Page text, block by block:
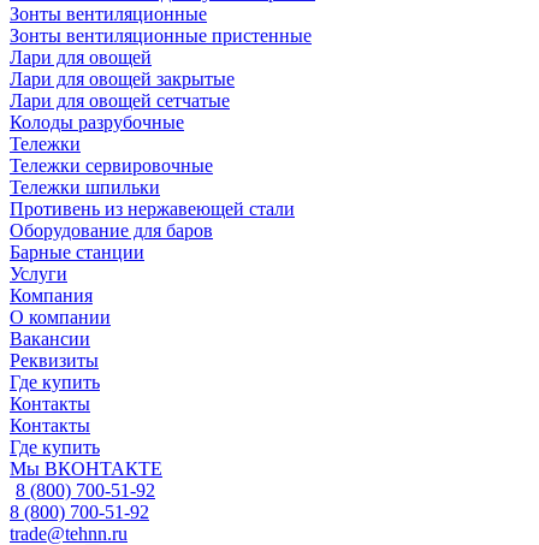
Зонты вентиляционные
Зонты вентиляционные пристенные
Лари для овощей
Лари для овощей закрытые
Лари для овощей сетчатые
Колоды разрубочные
Тележки
Тележки сервировочные
Тележки шпильки
Противень из нержавеющей стали
Оборудование для баров
Барные станции
Услуги
Компания
О компании
Вакансии
Реквизиты
Где купить
Контакты
Контакты
Где купить
Мы ВКОНТАКТЕ
8 (800) 700-51-92
8 (800) 700-51-92
trade@tehnn.ru